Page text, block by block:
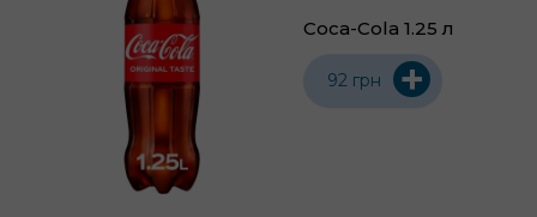
Coca-Cola 1.25 л
92 грн +